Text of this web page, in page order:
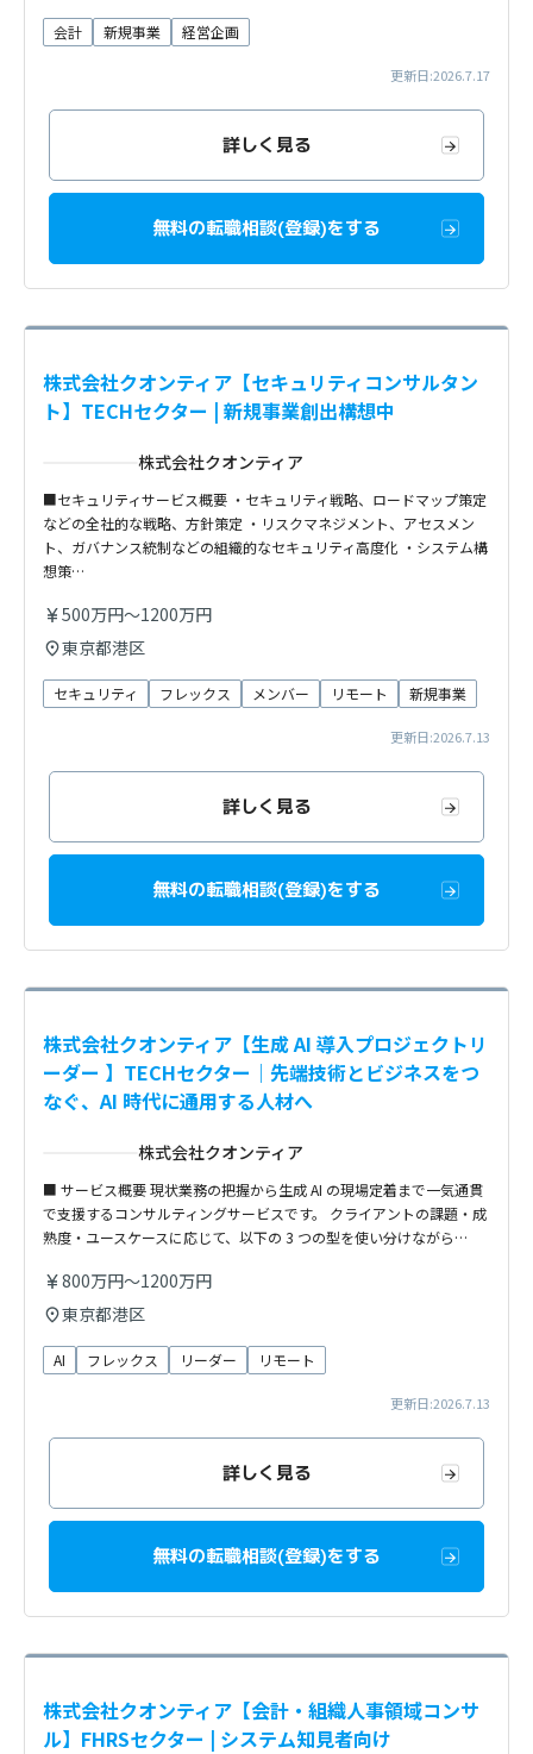
会計 新規事業 経営企画
更新日:2026.7.17
詳しく見る
無料の転職相談(登録)をする
株式会社クオンティア【セキュリティコンサルタン
ト】TECHセクター | 新規事業創出構想中
株式会社クオンティア
■セキュリティサービス概要 ・セキュリティ戦略、ロードマップ策定
などの全社的な戦略、方針策定 ・リスクマネジメント、アセスメン
ト、ガバナンス統制などの組織的なセキュリティ高度化 ・システム構
想策…
500万円～1200万円
東京都港区
セキュリティ フレックス メンバー リモート 新規事業
更新日:2026.7.13
詳しく見る
無料の転職相談(登録)をする
株式会社クオンティア【生成 AI 導入プロジェクトリ
ーダー 】TECHセクター｜先端技術とビジネスをつ
なぐ、AI 時代に通用する人材へ
株式会社クオンティア
■ サービス概要 現状業務の把握から生成 AI の現場定着まで一気通貫
で支援するコンサルティングサービスです。 クライアントの課題・成
熟度・ユースケースに応じて、以下の 3 つの型を使い分けながら…
800万円～1200万円
東京都港区
AI フレックス リーダー リモート
更新日:2026.7.13
詳しく見る
無料の転職相談(登録)をする
株式会社クオンティア【会計・組織人事領域コンサ
ル】FHRSセクター | システム知見者向け